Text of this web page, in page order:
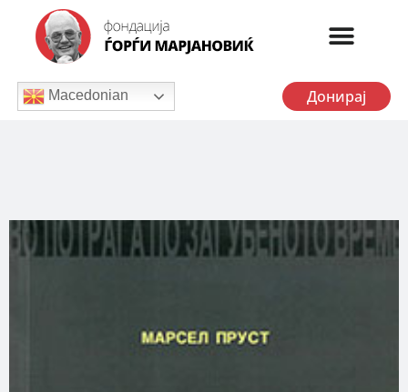
Macedonian Донирај